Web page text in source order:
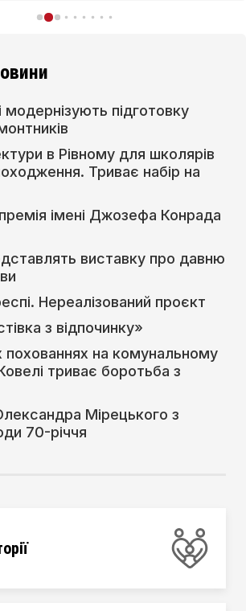
підготовку
в Рівному для школярів
Триває набір на
імені Джозефа Конрада
виставку про давню
Нереалізований проєкт
з відпочинку»
похованнях на комунальному
триває боротьба з
Мірецького з
70-річчя